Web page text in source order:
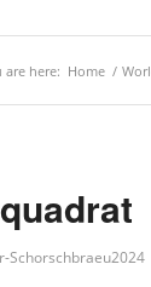
are here: Home /
Schorschbraeu2024